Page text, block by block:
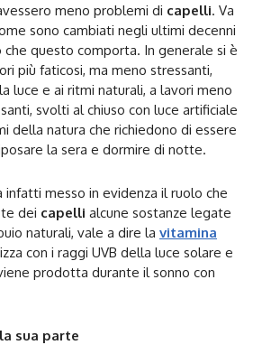
meno problemi di capelli. Va
sono cambiati negli ultimi decenni
che questo comporta. In generale si è
più faticosi, ma meno stressanti,
luce e ai ritmi naturali, a lavori meno
svolti al chiuso con luce artificiale
della natura che richiedono di essere
la sera e dormire di notte.
infatti messo in evidenza il ruolo che
dei capelli alcune sostanze legate
naturali, vale a dire la vitamina
con i raggi UVB della luce solare e
prodotta durante il sonno con
sua parte